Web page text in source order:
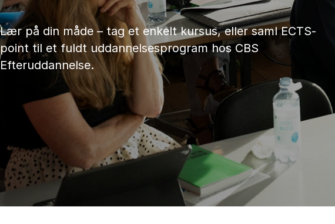
Lær på din måde – tag et enkelt kursus, eller saml ECTS-
point til et fuldt uddannelsesprogram hos CBS
Efteruddannelse.